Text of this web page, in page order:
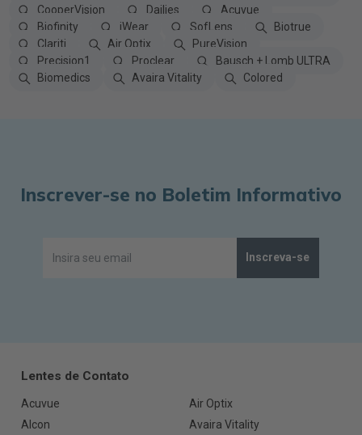
CooperVision
Dailies
Acuvue
Biofinity
iWear SofLens
Biotrue
Clariti
Air Optix
PureVision
Precision1
Proclear
Bausch + Lomb ULTRA
Biomedics
Avaira Vitality Colored
Inscrever-se no Boletim Informativo
Inscreva-se
Lentes de Contato
Acuvue
Air Optix
Alcon
Avaira Vitality